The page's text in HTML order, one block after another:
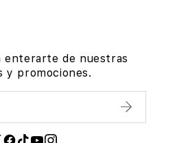
enterarte de nuestras
y promociones.